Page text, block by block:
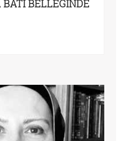
BELLEĞİNDE
SERENCAMI